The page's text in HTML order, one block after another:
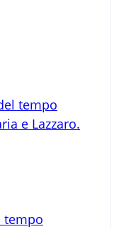
tempo
e Lazzaro.
tempo